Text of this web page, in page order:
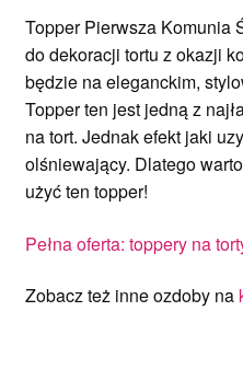
Topper Pierwsza Komunia
do dekoracji tortu z okazji
będzie na eleganckim,
Topper ten jest jedną z
na tort. Jednak efekt jaki
olśniewający. Dlatego
użyć ten topper!
Pełna oferta: toppery na
Zobacz też inne ozdoby na